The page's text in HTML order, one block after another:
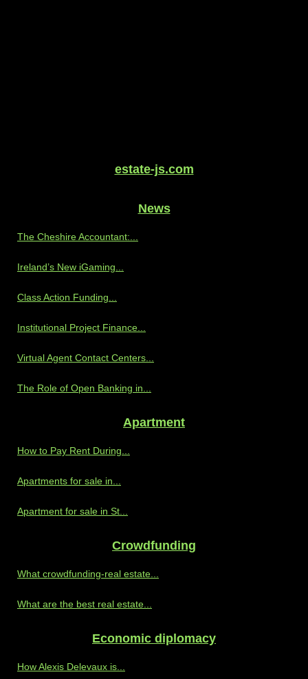
estate-js.com
News
The Cheshire Accountant:...
Ireland’s New iGaming...
Class Action Funding...
Institutional Project Finance...
Virtual Agent Contact Centers...
The Role of Open Banking in...
Apartment
How to Pay Rent During...
Apartments for sale in...
Apartment for sale in St...
Crowdfunding
What crowdfunding-real estate...
What are the best real estate...
Economic diplomacy
How Alexis Delevaux is...